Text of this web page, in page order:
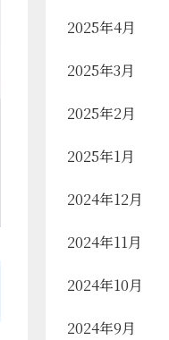
2025年4月
2025年3月
2025年2月
2025年1月
2024年12月
2024年11月
2024年10月
2024年9月